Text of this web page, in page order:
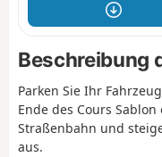
Beschreibung
Parken Sie Ihr
Ende des Cours
Straßenbahn und
aus.